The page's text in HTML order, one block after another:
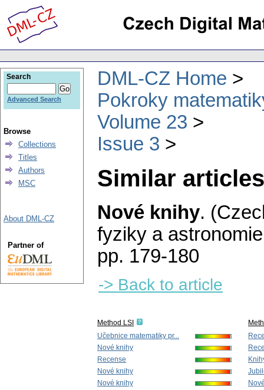
DML-CZ Home
Pokroky
Volume 23
Issue 3
Similar
Nové knihy.
fyziky a astronomie
pp. 179-180
-> Back to article
Method LSI
Učebnice matematiky pr...
Nové knihy
Recense
Nové knihy
Nové knihy
Search
Advanced Search
Browse
Collections
Titles
Authors
MSC
About DML-CZ
Partner of